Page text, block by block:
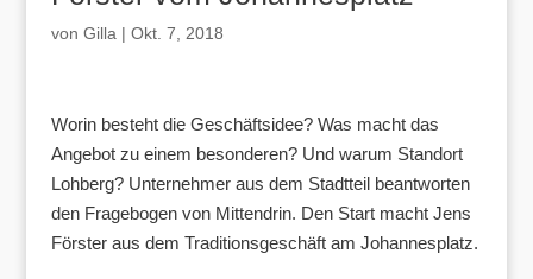
von Gilla | Okt. 7, 2018
Worin besteht die Geschäftsidee? Was macht das
Angebot zu einem besonderen? Und warum Standort
Lohberg? Unternehmer aus dem Stadtteil beantworten
den Fragebogen von Mittendrin. Den Start macht Jens
Förster aus dem Traditionsgeschäft am Johannesplatz.